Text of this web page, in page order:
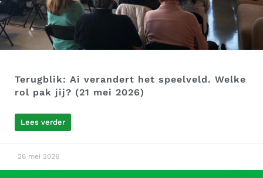
Terugblik: Ai verandert het speelveld. Welke
rol pak jij? (21 mei 2026)
Lees verder
26 mei 2026